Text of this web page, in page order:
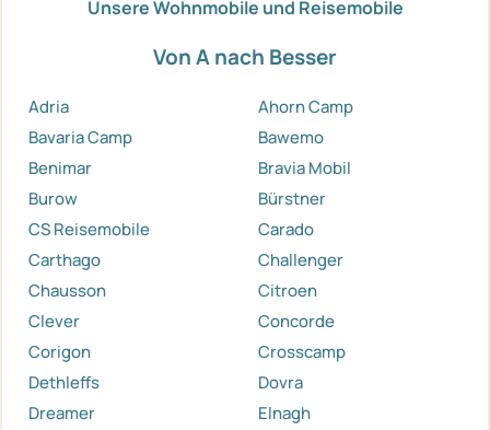
Unsere Wohnmobile und Reisemobile
Von A nach Besser
Adria
Ahorn Camp
Bavaria Camp
Bawemo
Benimar
Bravia Mobil
Burow
Bürstner
CS Reisemobile
Carado
Carthago
Challenger
Chausson
Citroen
Clever
Concorde
Corigon
Crosscamp
Dethleffs
Dovra
Dreamer
Elnagh